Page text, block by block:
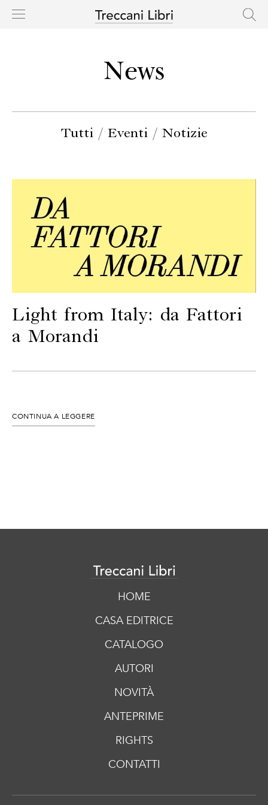
CASA EDITRICE
CATALOGO
NOVITÀ
RIGHTS
CONTATTI
News
Tutti/ Eventi/ Notizie
Light from Italy: da Fattori
a Morandi
CONTINUA A LEGGERE
HOME
CASA EDITRICE
CATALOGO
AUTORI
NOVITÀ
ANTEPRIME
RIGHTS
CONTATTI